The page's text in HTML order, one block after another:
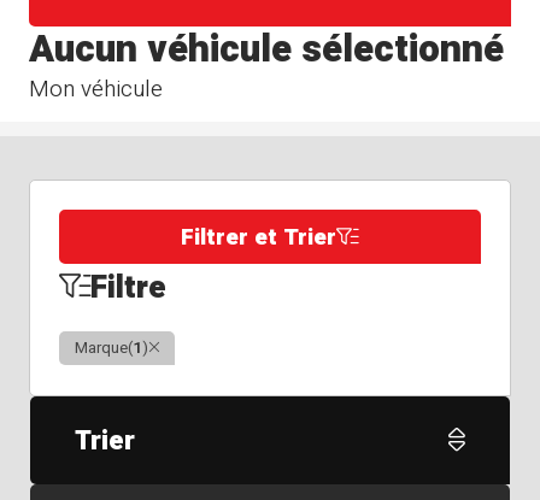
Mon véhicule
Aucun véhicule sélectionné
Filtrer et Trier
Filtre
Marque(1)Clair
Trier